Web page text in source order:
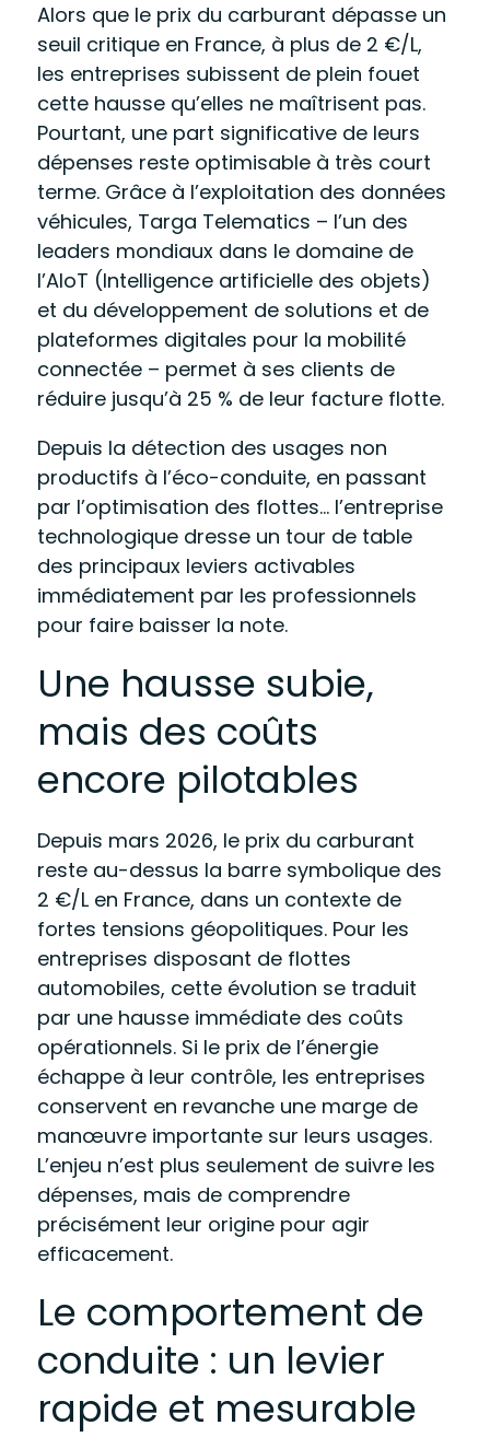
Alors que le prix du carburant dépasse un
seuil critique en France, à plus de 2 €/L,
les entreprises subissent de plein fouet
cette hausse qu’elles ne maîtrisent pas.
Pourtant, une part significative de leurs
dépenses reste optimisable à très court
terme. Grâce à l’exploitation des données
véhicules, Targa Telematics – l’un des
leaders mondiaux dans le domaine de
l’AIoT (Intelligence artificielle des objets)
et du développement de solutions et de
plateformes digitales pour la mobilité
connectée – permet à ses clients de
réduire jusqu’à 25 % de leur facture flotte.
Depuis la détection des usages non
productifs à l’éco-conduite, en passant
par l’optimisation des flottes… l’entreprise
technologique dresse un tour de table
des principaux leviers activables
immédiatement par les professionnels
pour faire baisser la note.
Une hausse subie,
mais des coûts
encore pilotables
Depuis mars 2026, le prix du carburant
reste au-dessus la barre symbolique des
2 €/L en France, dans un contexte de
fortes tensions géopolitiques. Pour les
entreprises disposant de flottes
automobiles, cette évolution se traduit
par une hausse immédiate des coûts
opérationnels. Si le prix de l’énergie
échappe à leur contrôle, les entreprises
conservent en revanche une marge de
manœuvre importante sur leurs usages.
L’enjeu n’est plus seulement de suivre les
dépenses, mais de comprendre
précisément leur origine pour agir
efficacement.
Le comportement de
conduite : un levier
rapide et mesurable